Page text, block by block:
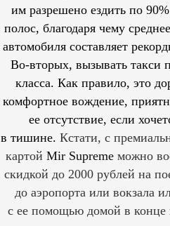
им разрешеноездить по
полос, благодаря чему
автомобиля составляет
Во-вторых, вызывать такси
класса. Как правило, это
комфортное вождение,
ее отсутствие, если
в тишине. Кстати, с
картой Mir Supreme можно
скидкой до 2000 рублей на
до аэропорта или вокзала
с ее помощью домой в конце